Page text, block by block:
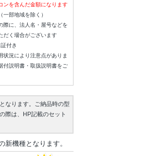
ンを含んだ金額になります
部地域を除く）
際に、法人名・屋号などを
だく場合がございます
付き
状況により注意点がありま
付説明書・取扱説明書をご
なります。ご納品時の型
際は、HP記載のセット
新機種となります。